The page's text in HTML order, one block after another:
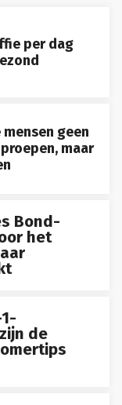
per dag
geen
maar
Bond-
het
de